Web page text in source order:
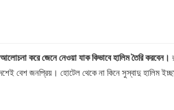
করে জেনে নেওয়া যাক কিভাবে হালিম তৈরি করবেন।
বেশ জনপ্রিয়। হোটেল থেকে না কিনে সুস্বাদু হালিম ইচ্ছা